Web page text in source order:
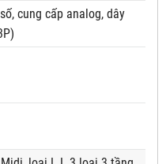
cung cấp analog, dây